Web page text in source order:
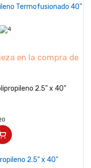
Termofusionado 40"
en la compra de
2.5" x 40"